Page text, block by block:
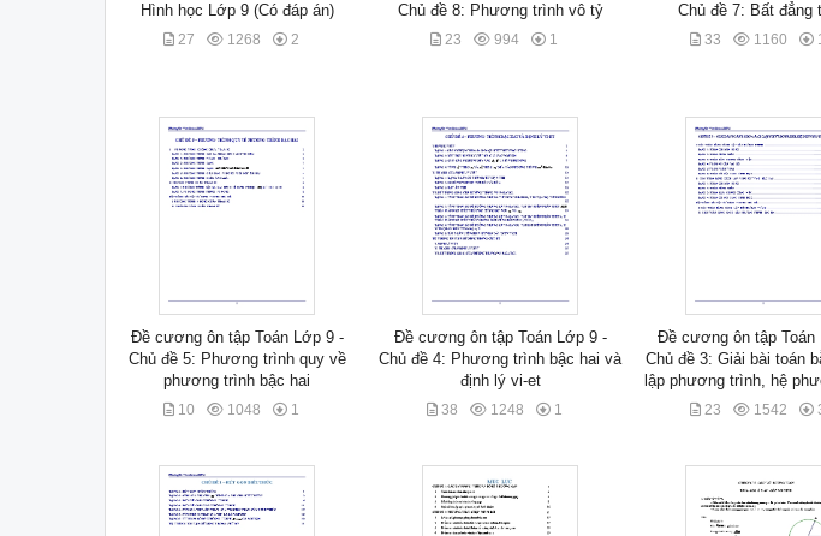
Hình học Lớp 9 (Có đáp án)
27 1268 2
Chủ đề 8: Phương trình vô tỷ
23 994 1
Chủ đề 7: Bất đẳng
33 1160
Đề cương ôn tập Toán Lớp 9 -
Chủ đề 5: Phương trình quy về
phương trình bậc hai
10 1048 1
Đề cương ôn tập Toán Lớp 9 -
Chủ đề 4: Phương trình bậc hai và
định lý vi-et
38 1248 1
Đề cương ôn tập Toán
Chủ đề 3: Giải bài toán
lập phương trình, hệ
23 1542